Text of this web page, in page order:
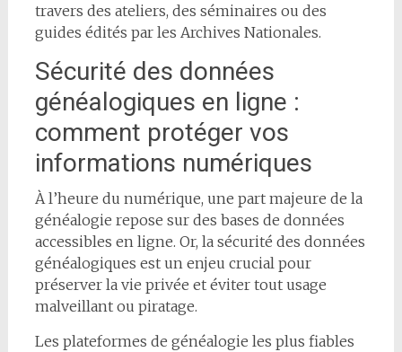
travers des ateliers, des séminaires ou des
guides édités par les Archives Nationales.
Sécurité des données
généalogiques en ligne :
comment protéger vos
informations numériques
À l’heure du numérique, une part majeure de la
généalogie repose sur des bases de données
accessibles en ligne. Or, la sécurité des données
généalogiques est un enjeu crucial pour
préserver la vie privée et éviter tout usage
malveillant ou piratage.
Les plateformes de généalogie les plus fiables